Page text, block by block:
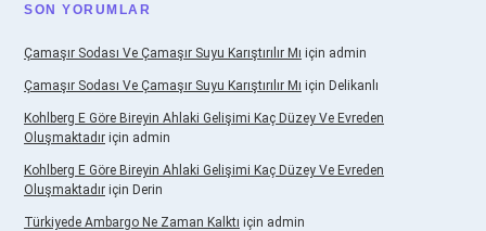
SON YORUMLAR
Çamaşır Sodası Ve Çamaşır Suyu Karıştırılır Mı için admin
Çamaşır Sodası Ve Çamaşır Suyu Karıştırılır Mı için Delikanlı
Kohlberg E Göre Bireyin Ahlaki Gelişimi Kaç Düzey Ve Evreden
Oluşmaktadır için admin
Kohlberg E Göre Bireyin Ahlaki Gelişimi Kaç Düzey Ve Evreden
Oluşmaktadır için Derin
Türkiyede Ambargo Ne Zaman Kalktı için admin